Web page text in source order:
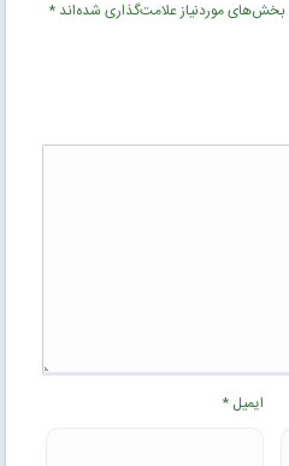
بخش‌های موردنیاز علامت‌گذاری شده‌اند*
ایمیل*